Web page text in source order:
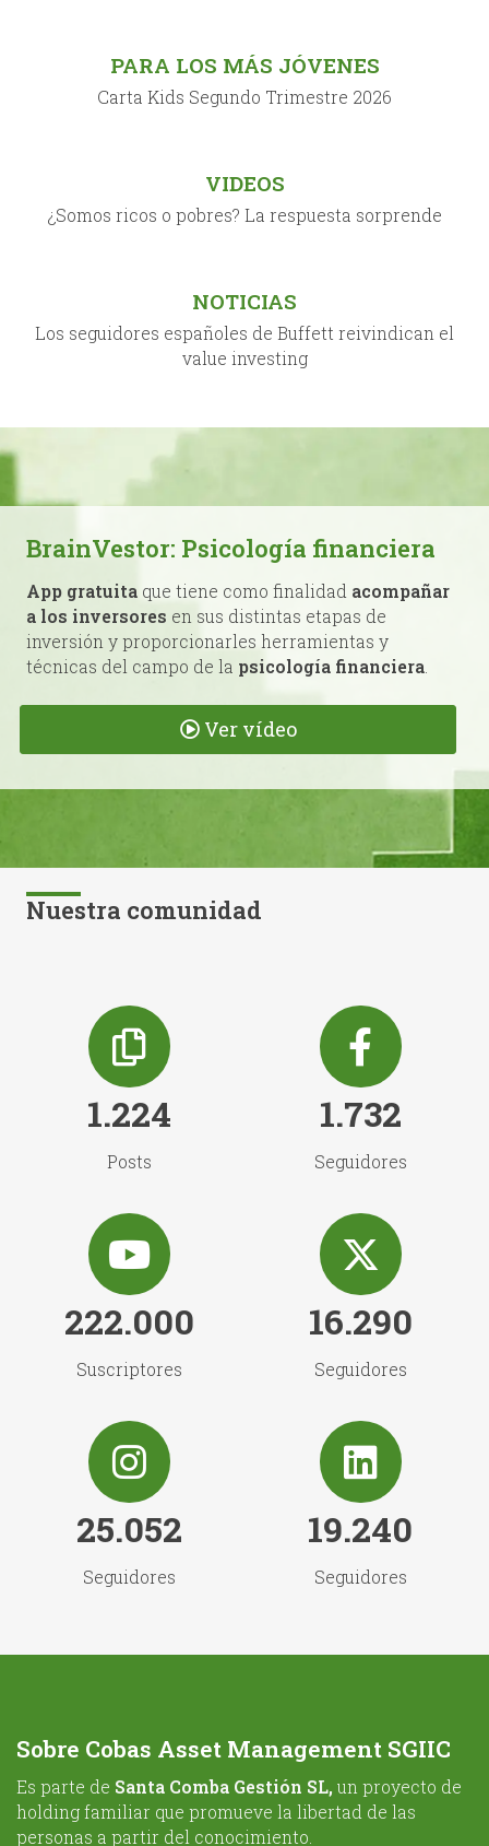
PARA LOS MÁS JÓVENES
Carta Kids Segundo Trimestre 2026
VIDEOS
¿Somos ricos o pobres? La respuesta sorprende
NOTICIAS
Los seguidores españoles de Buffett reivindican el
value investing
BrainVestor: Psicología financiera
App gratuita que tiene como finalidad acompañar
a los inversores en sus distintas etapas de
inversión y proporcionarles herramientas y
técnicas del campo de la psicología financiera.
Ver vídeo
Nuestra comunidad
1.224
Posts
1.732
Seguidores
222.000
Suscriptores
16.290
Seguidores
25.052
Seguidores
19.240
Seguidores
Sobre Cobas Asset Management SGIIC
Es parte de Santa Comba Gestión SL, un proyecto de
holding familiar que promueve la libertad de las
personas a partir del conocimiento.